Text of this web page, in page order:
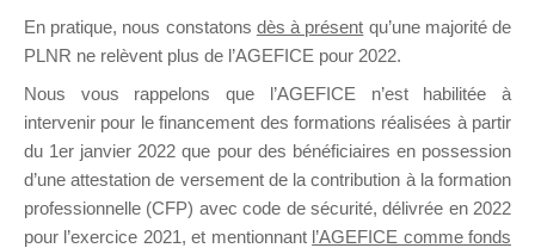
il y a un mois
Ce groupe est destiné aux Organismes de
Formation qui souhaitent répondre à l’Appel à
En pratique, nous constatons dès à présent qu’une majorité de
PLNR ne relèvent plus de l’AGEFICE pour 2022.
Nous vous rappelons que l’AGEFICE n’est habilitée à
intervenir pour le financement des formations réalisées à partir
du 1er janvier 2022 que pour des bénéficiaires en possession
d’une attestation de versement de la contribution à la formation
professionnelle (CFP) avec code de sécurité, délivrée en 2022
pour l’exercice 2021, et mentionnant l’AGEFICE comme fonds